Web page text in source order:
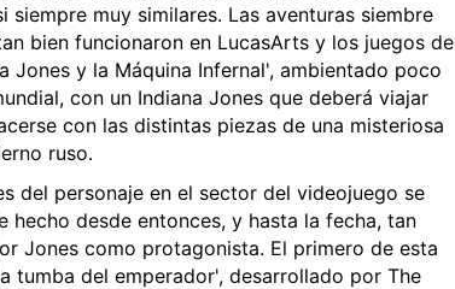
muy similares. Las aventuras siembre
bien funcionaron en LucasArts y los juegos de
y la Máquina Infernal', ambientado poco
con un Indiana Jones que deberá viajar
con las distintas piezas de una misteriosa
ruso.
del personaje en el sector del videojuego se
desde entonces, y hasta la fecha, tan
Jones como protagonista. El primero de esta
tumba del emperador', desarrollado por The